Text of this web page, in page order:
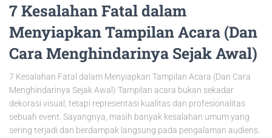
7 Kesalahan Fatal dalam
Menyiapkan Tampilan Acara (Dan
Cara Menghindarinya Sejak Awal)
7 Kesalahan Fatal dalam Menyiapkan Tampilan Acara (Dan Cara
Menghindarinya Sejak Awal) Tampilan acara bukan sekadar
dekorasi visual, tetapi representasi kualitas dan profesionalitas
sebuah event. Sayangnya, masih banyak kesalahan umum yang
sering terjadi dan berdampak langsung pada pengalaman audiens.